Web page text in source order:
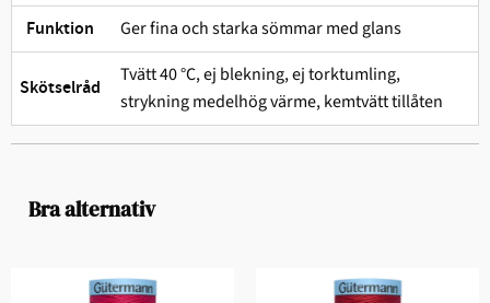
Funktion Ger fina och starka sömmar med glans
Skötselråd
Tvätt 40 °C, ej blekning, ej torktumling,
strykning medelhög värme, kemtvätt tillåten
Bra alternativ